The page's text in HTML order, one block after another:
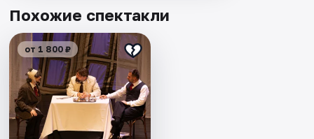
Похожие спектакли
от 1 800 ₽